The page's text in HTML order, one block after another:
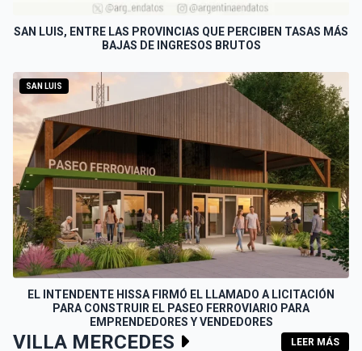
SAN LUIS, ENTRE LAS PROVINCIAS QUE PERCIBEN TASAS MÁS
BAJAS DE INGRESOS BRUTOS
SAN LUIS
EL INTENDENTE HISSA FIRMÓ EL LLAMADO A LICITACIÓN
PARA CONSTRUIR EL PASEO FERROVIARIO PARA
EMPRENDEDORES Y VENDEDORES
VILLA MERCEDES LEER MÁS